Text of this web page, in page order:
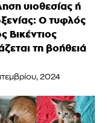
υιοθεσίας ή
Ο τυφλός
Βικέντιος
τη βοήθειά
2024